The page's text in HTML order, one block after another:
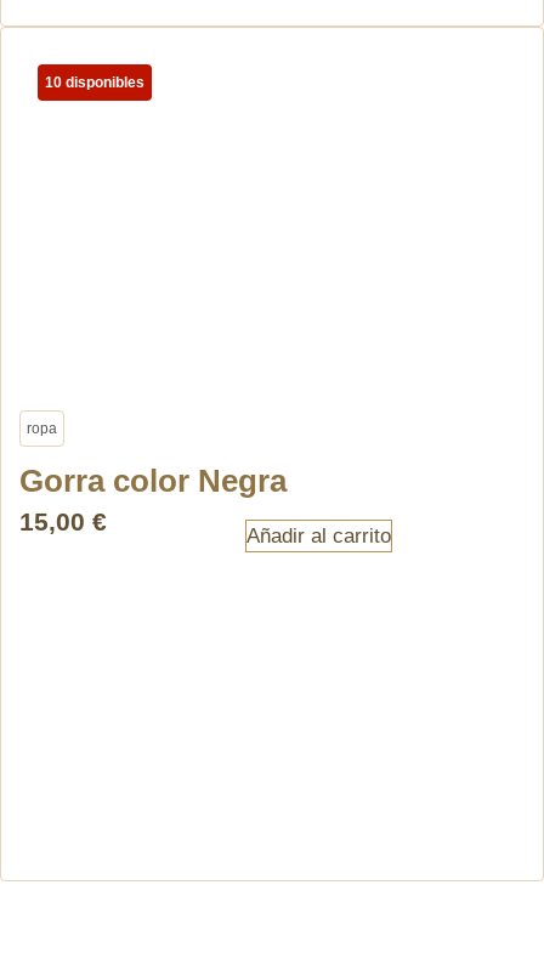
10 disponibles
ropa
Gorra color Negra
15,00 €
Añadir al carrito